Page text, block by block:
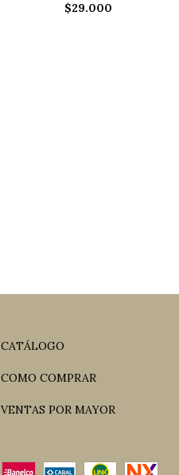
$29.000
CATÁLOGO
COMO COMPRAR
VENTAS POR MAYOR